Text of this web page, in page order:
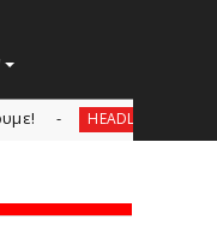
Θλίψη για τον